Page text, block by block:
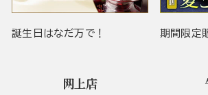
誕生日はなだ万で！ 期間限定
网上店